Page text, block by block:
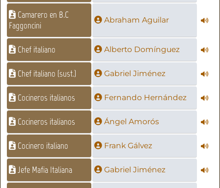
Camarero en B.C
Faggoncini
Abraham Aguilar
Chef italiano Alberto Domínguez
Chef italiano (sust.) Gabriel Jiménez
Cocineros italianos Fernando Hernández
Cocineros italianos Ángel Amorós
Cocinero italiano Frank Gálvez
Jefe Mafia Italiana Gabriel Jiménez